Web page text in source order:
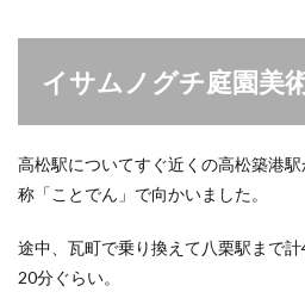
イサムノグチ庭園美
高松駅についてすぐ近くの高松築港
称「ことでん」で向かいました。
途中、瓦町で乗り換えて八栗駅まで
20分ぐらい。